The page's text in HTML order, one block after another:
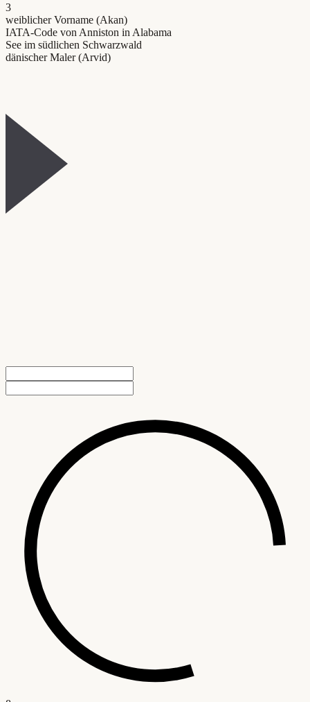
3
weiblicher Vorname (Akan)
IATA-Code von Anniston in Alabama
See im südlichen Schwarzwald
dänischer Maler (Arvid)